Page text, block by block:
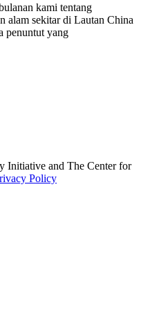
kami tentang
alam sekitar di Lautan China
penuntut yang
Initiative and The Center for
Policy